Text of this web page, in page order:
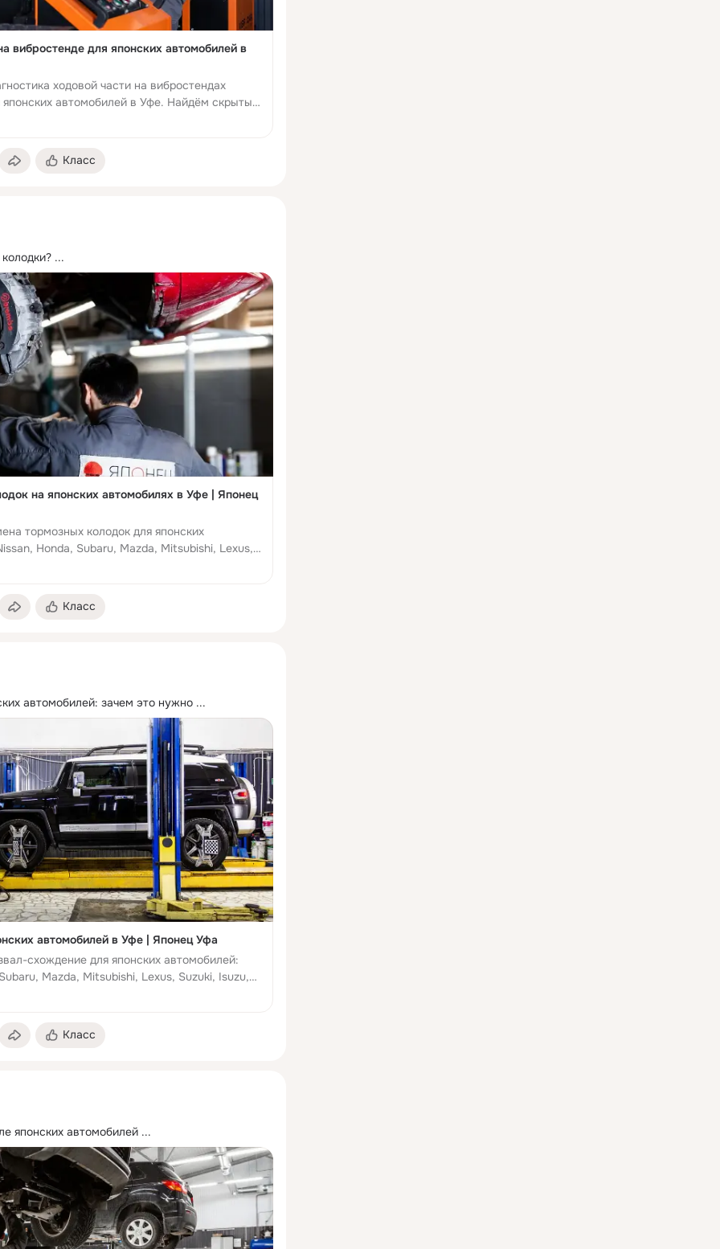
вибростенде для японских автомобилей в
ходовой части на вибростендах
автомобилей в Уфе. Найдём скрытые
Класс
...
на японских автомобилях в Уфе | Японец
тормозных колодок для японских
Honda, Subaru, Mazda, Mitsubishi, Lexus,
Datsun. Диагностика, обслужи...
Класс
автомобилей: зачем это нужно ...
автомобилей в Уфе | Японец Уфа
схождение для японских автомобилей:
Mazda, Mitsubishi, Lexus, Suzuki, Isuzu,
настройка углов, 3D-стенд, имита...
Класс
японских автомобилей ...